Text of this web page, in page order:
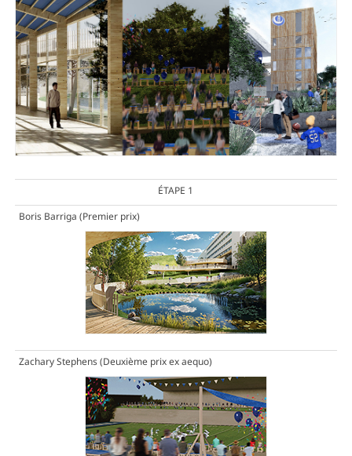
ÉTAPE 1
Boris Barriga (Premier prix)
Zachary Stephens(Deuxième prix ex aequo)